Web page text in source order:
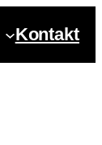
Kontakt